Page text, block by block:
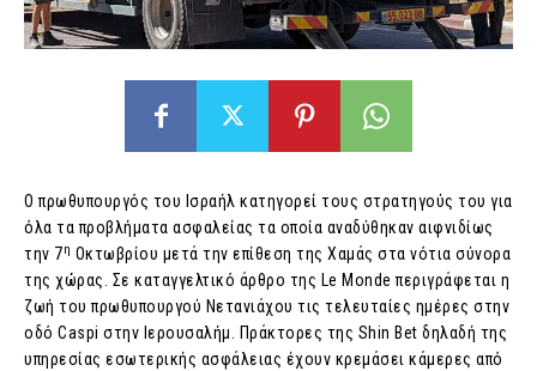
Ο πρωθυπουργός του Ισραήλ κατηγορεί τους στρατηγούς του για
όλα τα προβλήματα ασφαλείας τα οποία αναδύθηκαν αιφνιδίως
την 7η Οκτωβρίου μετά την επίθεση της Χαμάς στα νότια σύνορα
της χώρας. Σε καταγγελτικό άρθρο της Le Monde περιγράφεται η
ζωή του πρωθυπουργού Νετανιάχου τις τελευταίες ημέρες στην
οδό Caspi στην Ιερουσαλήμ. Πράκτορες της Shin Bet δηλαδή της
υπηρεσίας εσωτερικής ασφάλειας έχουν κρεμάσει κάμερες από